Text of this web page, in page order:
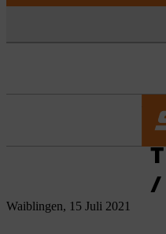
/
Waiblingen, 15 Juli 2021